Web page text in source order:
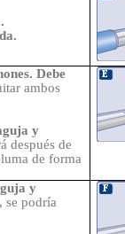
Debe
ambos
y
después de
de forma
y
se podría